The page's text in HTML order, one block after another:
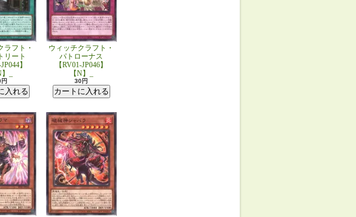
ラフト・
リート
】
_
ウィッチクラフト・
パトローナス
【RV01-JP046】
【N】_
30円